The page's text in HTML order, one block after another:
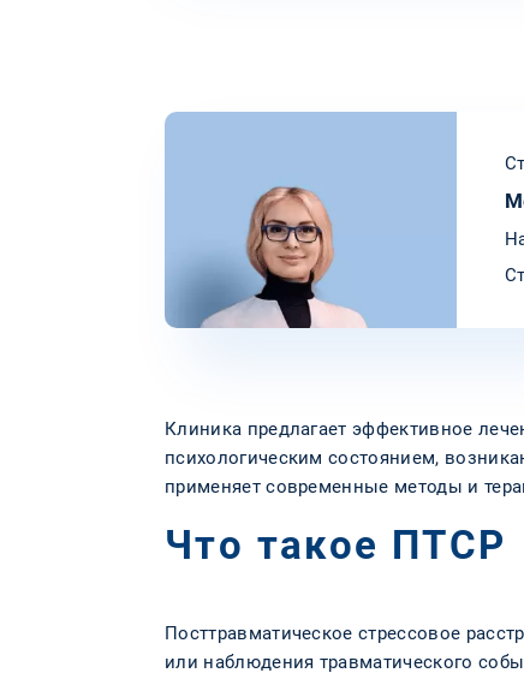
Клиника предлагает эффективное
психологическим состоянием,
применяет современные методы и
Что такое ПТСР
Посттравматическое стрессовое
или наблюдения травматического